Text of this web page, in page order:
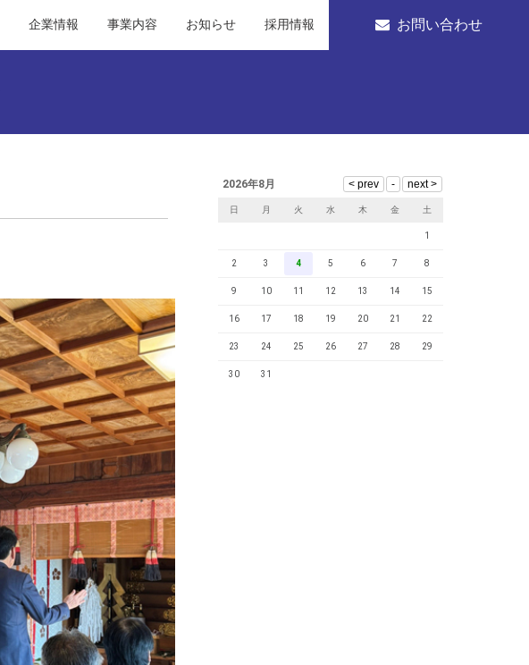
企業情報 事業内容 お知らせ 採用情報 お問い合わせ
2026年8月
日 月 火 水 木 金 土
1
2 3 4 5 6 7 8
9 10 11 12 13 14 15
16 17 18 19 20 21 22
23 24 25 26 27 28 29
30 31